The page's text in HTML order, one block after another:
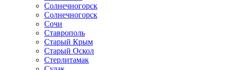
Солнечногорск
Солнечногорск
Сочи
Ставрополь
Старый Крым
Старый Оскол
Стерлитамак